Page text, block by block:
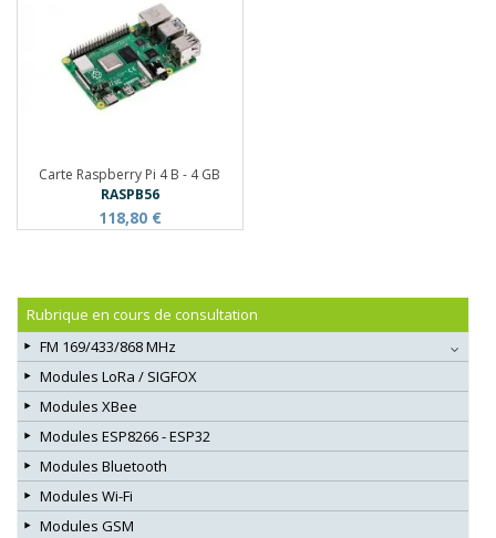
Carte Raspberry Pi 4 B - 4 GB
RASPB56
118,80 €
Rubrique en cours de consultation
FM 169/433/868 MHz
Modules LoRa / SIGFOX
Modules XBee
Modules ESP8266 - ESP32
Modules Bluetooth
Modules Wi-Fi
Modules GSM